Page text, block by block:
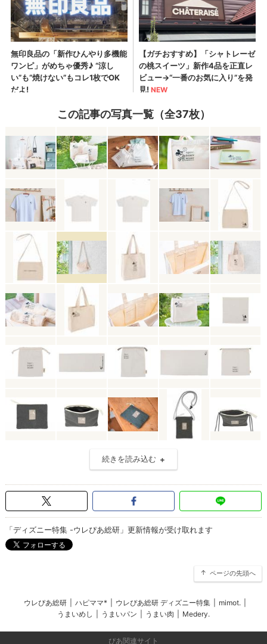
この記事の写真一覧（全37枚）
続きを読み込む
「ディズニー特集 -ウレぴあ総研」更新情報が受け取れます
ページの先頭へ
ウレぴあ総研 ハピママ* ウレぴあ総研 ディズニー特集 mimot.
うまいめし
うまいパン うまい肉 Medery.
ぴあ関連サイト